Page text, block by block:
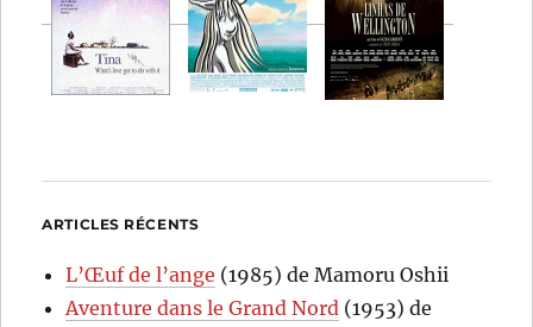
ARTICLES RÉCENTS
L’Œuf de l’ange (1985) de Mamoru Oshii
Aventure dans le Grand Nord (1953) de